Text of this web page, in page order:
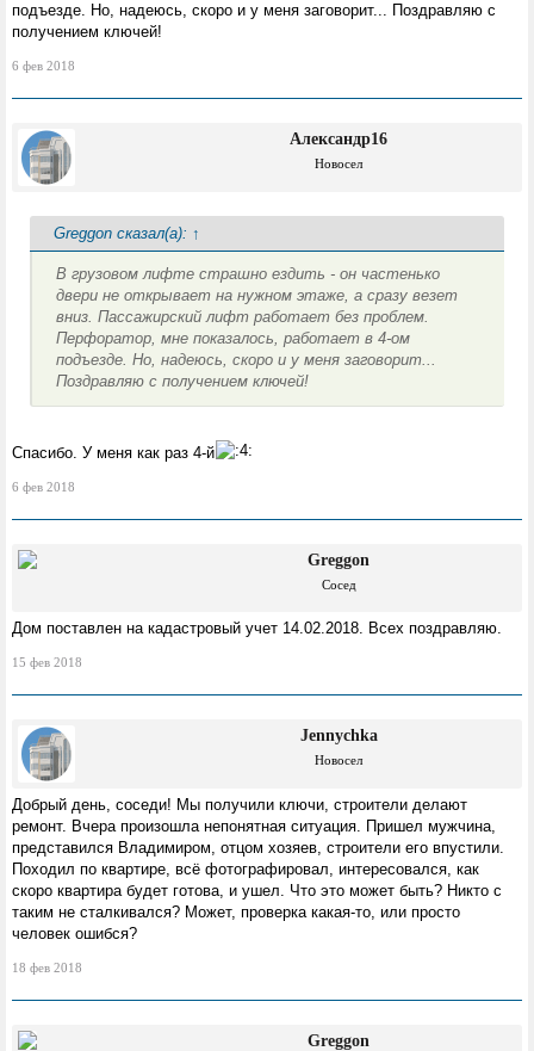
подъезде. Но, надеюсь, скоро и у меня заговорит... Поздравляю с
получением ключей!
6 фев 2018
Александр16
Новосел
Greggon сказал(а): ↑
В грузовом лифте страшно ездить - он частенько
двери не открывает на нужном этаже, а сразу везет
вниз. Пассажирский лифт работает без проблем.
Перфоратор, мне показалось, работает в 4-ом
подъезде. Но, надеюсь, скоро и у меня заговорит...
Поздравляю с получением ключей!
Спасибо. У меня как раз 4-й
6 фев 2018
Greggon
Сосед
Дом поставлен на кадастровый учет 14.02.2018. Всех поздравляю.
15 фев 2018
Jennychka
Новосел
Добрый день, соседи! Мы получили ключи, строители делают
ремонт. Вчера произошла непонятная ситуация. Пришел мужчина,
представился Владимиром, отцом хозяев, строители его впустили.
Походил по квартире, всё фотографировал, интересовался, как
скоро квартира будет готова, и ушел. Что это может быть? Никто с
таким не сталкивался? Может, проверка какая-то, или просто
человек ошибся?
18 фев 2018
Greggon